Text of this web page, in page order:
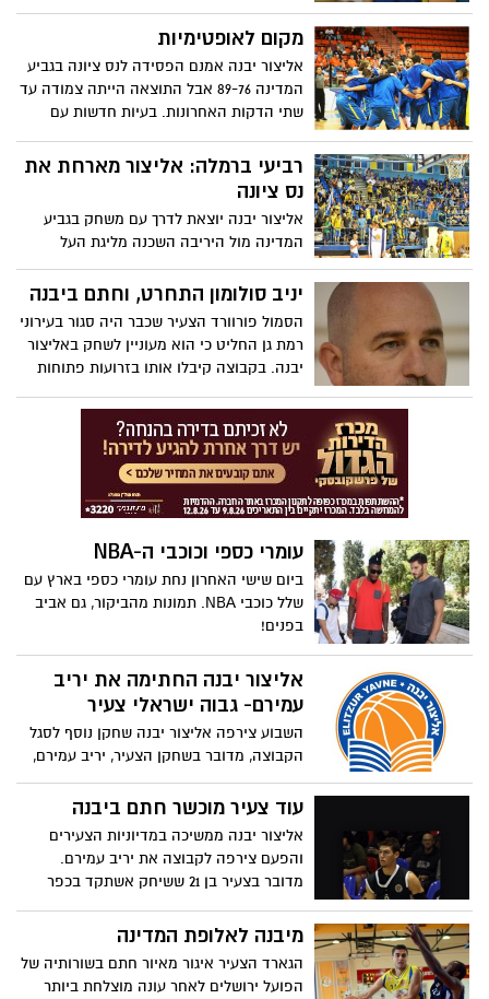
צילום- חסדאי כהן
מקום לאופטימיות
אליצור יבנה אמנם הפסידה לנס ציונה בגביע
המדינה 89-76 אבל התוצאה הייתה צמודה עד
שתי הדקות האחרונות. בעיות חדשות עם
החגיגית. ביום שלישי בשעה 19:30- פותחים
רביעי ברמלה: אליצור מארחת את
נס ציונה
אליצור יבנה יוצאת לדרך עם משחק בגביע
המדינה מול היריבה השכנה מליגת העל
בשעה 20:00 כתב- ארז זנו צילום- חסדאי כהן
יניב סולומון התחרט, וחתם ביבנה
הסמול פורוורד הצעיר שכבר היה סגור בעירוני
רמת גן החליט כי הוא מעוניין לשחק באליצור
יבנה. בקבוצה קיבלו אותו בזרועות פתוחות
עומרי כספי וכוכבי ה-NBA
ביום שישי האחרון נחת עומרי כספי בארץ עם
שלל כוכבי NBA. תמונות מהביקור, גם אביב
בפנים!
אליצור יבנה החתימה את יריב
עמירם- גבוה ישראלי צעיר
השבוע צירפה אליצור יבנה שחקן נוסף לסגל
הקבוצה, מדובר בשחקן הצעיר, יריב עמירם,
גובה 203, בן 21
עוד צעיר מוכשר חתם ביבנה
אליצור יבנה ממשיכה במדיוניות הצעירים
והפעם צירפה לקבוצה את יריב עמירם.
מדובר בצעיר בן 21 ששיחק אשתקד בכפר
מיבנה לאלופת המדינה
הגארד הצעיר איגור מאיור חתם בשורותיה של
הפועל ירושלים לאחר עונה מוצלחת ביותר